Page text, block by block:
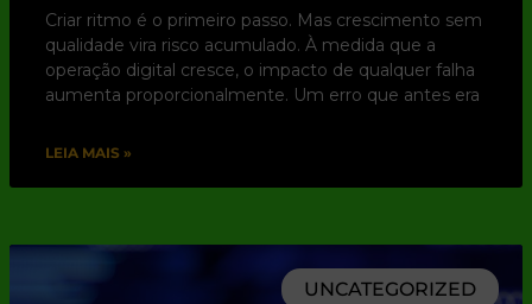
Criar ritmo é o primeiro passo. Mas crescimento sem
qualidade vira risco acumulado. À medida que a
operação digital cresce, o impacto de qualquer falha
aumenta proporcionalmente. Um erro que antes era
LEIA MAIS »
UNCATEGORIZED